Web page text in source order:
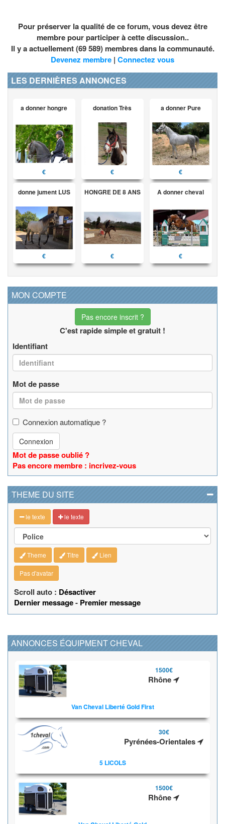
Pour préserver la qualité de ce forum, vous devez être
membre pour participer à cette discussion..
Il y a actuellement (69 589) membres dans la communauté.
Devenez membre | Connectez vous
LES DERNIÈRES ANNONCES
a donner hongre
€
donation Très
€
a donner Pure
€
donne jument LUS
€
HONGRE DE 8 ANS
€
A donner cheval
€
MON COMPTE
Pas encore inscrit ?
C'est rapide simple et gratuit !
Identifiant
Mot de passe
Connexion automatique ?
Connexion
Mot de passe oublié ?
Pas encore membre : incrivez-vous
THEME DU SITE
le texte le texte
Theme Titre Lien
Pas d'avatar
Scroll auto : Désactiver
Dernier message- Premier message
ANNONCES ÉQUIPMENT CHEVAL
1500€
Rhône
Van Cheval Liberté Gold First
30€
Pyrénées-Orientales
5 LICOLS
1500€
Rhône